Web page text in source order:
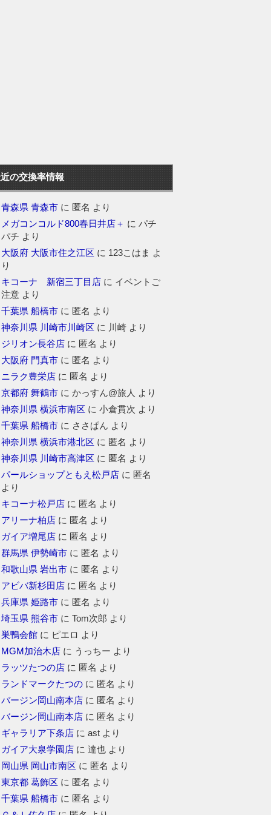
の交換率情報
青森県 青森市 に 匿名 より
メガコンコルド800春日井店＋ にパチ
パチ より
大阪府 大阪市住之江区 に 123こはま よ
り
キコーナ 新宿三丁目店 に イベントご
注意 より
千葉県 船橋市 に 匿名 より
神奈川県 川崎市川崎区 に 川崎 より
ジリオン長谷店 に 匿名 より
大阪府 門真市 に 匿名 より
ニラク豊栄店 に 匿名 より
京都府 舞鶴市 にかっすん@旅人 より
神奈川県 横浜市南区 に小倉貫次 より
千葉県 船橋市 に ささぱん より
神奈川県 横浜市港北区 に 匿名 より
神奈川県 川崎市高津区 に 匿名 より
パールショップともえ松戸店 に 匿名
より
キコーナ松戸店 に 匿名 より
アリーナ柏店 に 匿名 より
ガイア増尾店 に 匿名 より
群馬県 伊勢崎市 に 匿名 より
和歌山県 岩出市 に 匿名 より
アビバ新杉田店 に 匿名 より
兵庫県 姫路市 に 匿名 より
埼玉県 熊谷市 にTom次郎 より
巣鴨会館 に ピエロ より
MGM加治木店 に うっちー より
ラッツたつの店 に 匿名 より
ランドマークたつの に 匿名 より
バージン岡山南本店 に 匿名 より
バージン岡山南本店 に 匿名 より
ギャラリア下条店 にast より
ガイア大泉学園店 に達也 より
岡山県 岡山市南区 に 匿名 より
東京都 葛飾区 に 匿名 より
千葉県 船橋市 に 匿名 より